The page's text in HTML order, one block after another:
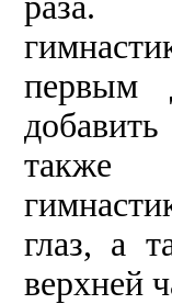
первым
глаз, а
верхней